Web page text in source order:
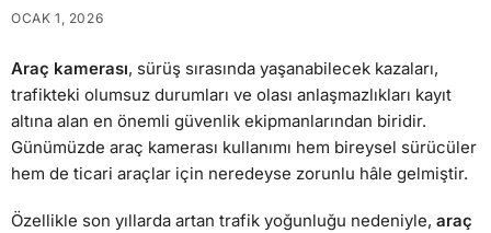
OCAK 1, 2026
Araç kamerası, sürüş sırasında yaşanabilecek kazaları,
trafikteki olumsuz durumları ve olası anlaşmazlıkları kayıt
altına alan en önemli güvenlik ekipmanlarından biridir.
Günümüzde araç kamerası kullanımı hem bireysel sürücüler
hem de ticari araçlar için neredeyse zorunlu hâle gelmiştir.
Özellikle son yıllarda artan trafik yoğunluğu nedeniyle, araç